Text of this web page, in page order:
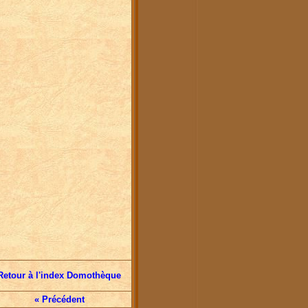
à l'index Domothèque
« Précédent